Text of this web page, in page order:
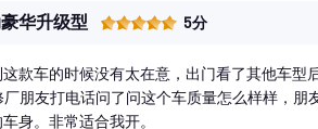
华升级型 5分
这款车的时候没有太在意，出门看了其他车
朋友打电话问了问这个车质量怎么样样，
身。非常适合我开。